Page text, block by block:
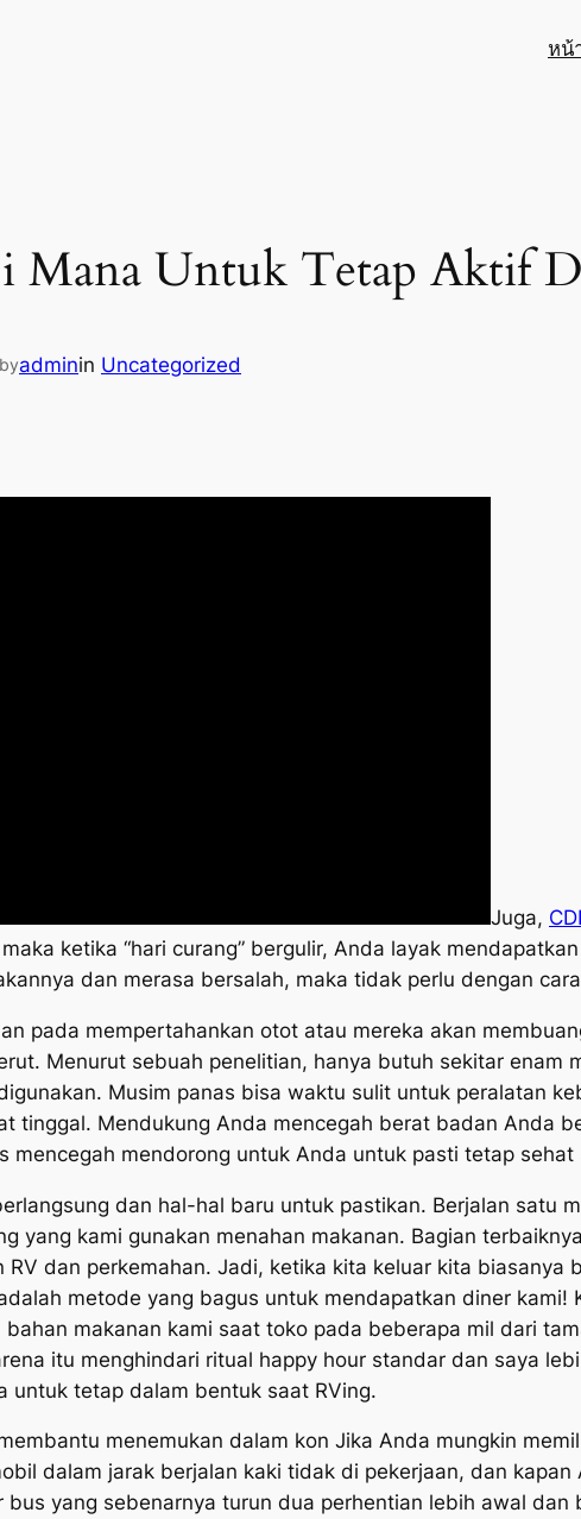
หน้
Mana Untuk Tetap Aktif
byadminin Uncategorized
Juga,
ketika “hari curang” bergulir, Anda layak
dan merasa bersalah, maka tidak perlu dengan
pada mempertahankan otot atau mereka akan
Menurut sebuah penelitian, hanya butuh sekitar enam
Musim panas bisa waktu sulit untuk peralatan
tinggal. Mendukung Anda mencegah berat badan Anda
mencegah mendorong untuk Anda untuk pasti tetap
dan hal-hal baru untuk pastikan. Berjalan satu
yang kami gunakan menahan makanan. Bagian
dan perkemahan. Jadi, ketika kita keluar kita biasanya
metode yang bagus untuk mendapatkan diner
makanan kami saat toko pada beberapa mil dari
itu menghindari ritual happy hour standar dan saya
untuk tetap dalam bentuk saat RVing.
menemukan dalam kon Jika Anda mungkin
dalam jarak berjalan kaki tidak di pekerjaan, dan
yang sebenarnya turun dua perhentian lebih awal